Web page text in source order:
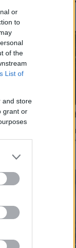
or
to
of the
List of
and store
grant or
miatt